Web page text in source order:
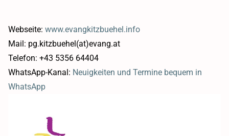
Webseite: www.evangkitzbuehel.info
Mail: pg.kitzbuehel(at)evang.at
Telefon: +43 5356 64404
WhatsApp-Kanal: Neuigkeiten und Termine bequem in
WhatsApp